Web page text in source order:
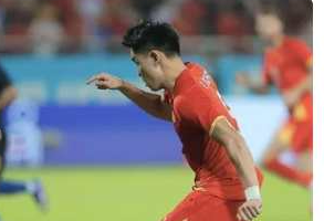
#Máy bay không người lái
#Không phận Hàn Quốc
Hàn Quốc Triều Tiên